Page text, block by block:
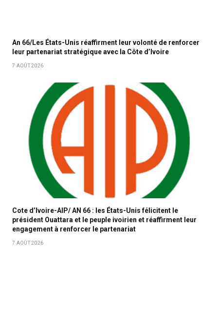
An 66/Les États-Unis réaffirment leur volonté de renforcer
leur partenariat stratégique avec la Côte d’Ivoire
7 AOÛT 2026
Cote d’Ivoire-AIP/ AN 66 : les États-Unis félicitent le
président Ouattara et le peuple ivoirien et réaffirment leur
engagement à renforcer le partenariat
7 AOÛT 2026